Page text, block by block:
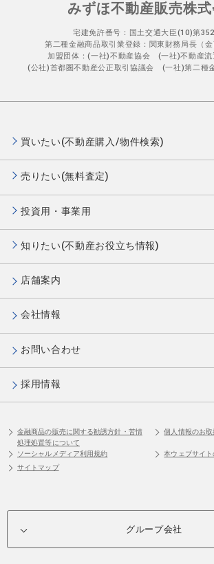
みずほ不動産販売株
宅建免許番号：国土交通大臣(10)第
第二種金融商品取引業登録：関東財務局長（
加盟団体：(一社)不動産協会 (一社)不動産
(公社)首都圏不動産公正取引協議会 (一社)第二種
買いたい(不動産購入/物件検索)
売りたい(無料査定)
投資用・事業用
知りたい(不動産お役立ち情報)
店舗案内
会社情報
お問い合わせ
採用情報
金融商品の販売に関する勧誘方針・苦情
処理処置等について
個人情報のお
ソーシャルメディア利用規約
本ウェブサイ
サイトマップ
グループ会社